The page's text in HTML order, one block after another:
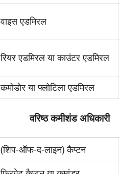
वाइस एडमिरल
रियर एडमिरल या काउंटर एडमिरल
कमोडोर या फ्लोटिला एडमिरल
वरिष्ठ कमीशंड अधिकारी
(शिप-ऑफ-द-लाइन) कैप्टन